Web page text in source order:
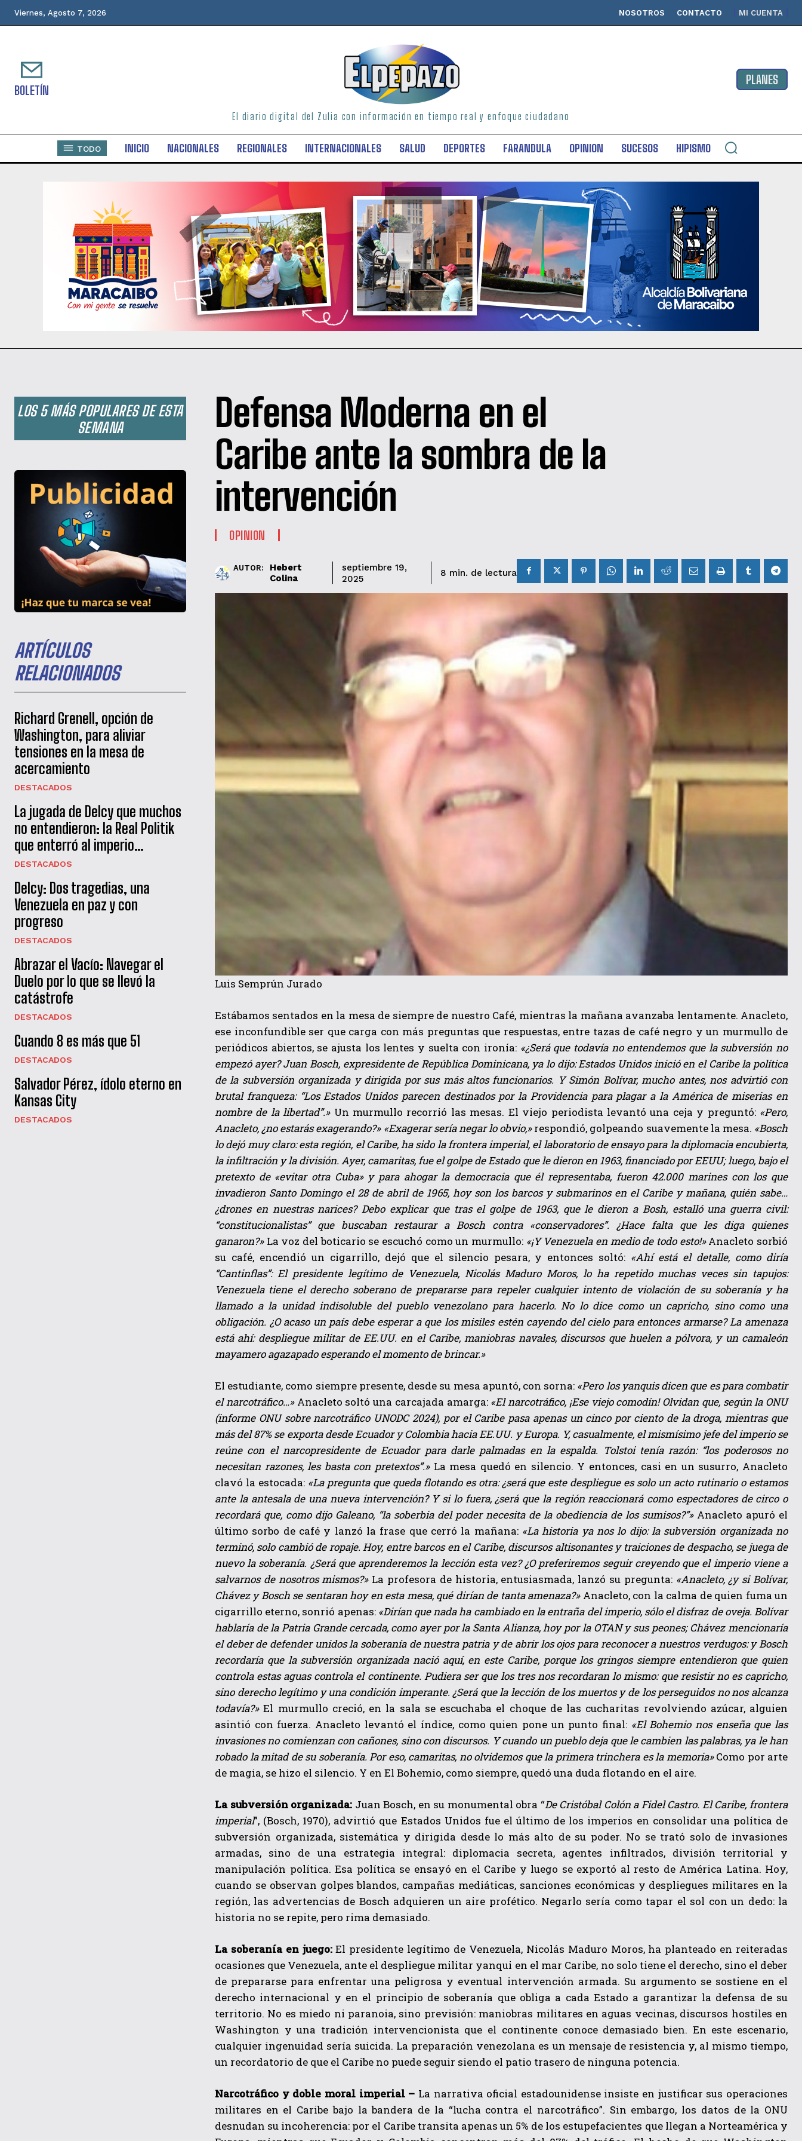
QUIERO SUSCRIBIRME
He leído y acepto lasPolítica de privacidad.
Viernes, Agosto 7, 2026 NOSOTROS CONTACTO MI CUENTA
BOLETÍN
El diario digital del Zulia con información en tiempo real y enfoque ciudadano
PLANES
TODO INICIO NACIONALES REGIONALES INTERNACIONALES SALUD DEPORTES FARANDULA OPINION SUCESOS HIPISMO
LOS 5 MÁS POPULARES DE ESTA
SEMANA
ARTÍCULOS
RELACIONADOS
Richard Grenell, opción de
Washington, para aliviar
tensiones en la mesa de
acercamiento
DESTACADOS
La jugada de Delcy que muchos
no entendieron: la Real Politik
que enterró al imperio…
DESTACADOS
Delcy: Dos tragedias, una
Venezuela en paz y con
progreso
DESTACADOS
Abrazar el Vacío: Navegar el
Duelo por lo que se llevó la
catástrofe
DESTACADOS
Cuando 8 es más que 51
DESTACADOS
Salvador Pérez, ídolo eterno en
Kansas City
DESTACADOS
Defensa Moderna en el
Caribe ante la sombra de la
intervención
OPINION
AUTOR:
Hebert
Colina
septiembre 19,
2025
8 min. de lectura
Luis Semprún Jurado
Estábamos sentados en la mesa de siempre de nuestro Café, mientras la mañana avanzaba lentamente. Anacleto,
ese inconfundible ser que carga con más preguntas que respuestas, entre tazas de café negro y un murmullo de
periódicos abiertos, se ajusta los lentes y suelta con ironía: «¿Será que todavía no entendemos que la subversión no
empezó ayer? Juan Bosch, expresidente de República Dominicana, ya lo dijo: Estados Unidos inició en el Caribe la política
de la subversión organizada y dirigida por sus más altos funcionarios. Y Simón Bolívar, mucho antes, nos advirtió con
brutal franqueza: “Los Estados Unidos parecen destinados por la Providencia para plagar a la América de miserias en
nombre de la libertad”.» Un murmullo recorrió las mesas. El viejo periodista levantó una ceja y preguntó: «Pero,
Anacleto, ¿no estarás exagerando?» «Exagerar sería negar lo obvio,» respondió, golpeando suavemente la mesa. «Bosch
lo dejó muy claro: esta región, el Caribe, ha sido la frontera imperial, el laboratorio de ensayo para la diplomacia encubierta,
la infiltración y la división. Ayer, camaritas, fue el golpe de Estado que le dieron en 1963, financiado por EEUU; luego, bajo el
pretexto de «evitar otra Cuba» y para ahogar la democracia que él representaba, fueron 42.000 marines con los que
invadieron Santo Domingo el 28 de abril de 1965, hoy son los barcos y submarinos en el Caribe y mañana, quién sabe…
¿drones en nuestras narices? Debo explicar que tras el golpe de 1963, que le dieron a Bosh, estalló una guerra civil:
“constitucionalistas” que buscaban restaurar a Bosch contra «conservadores”. ¿Hace falta que les diga quienes
ganaron?» La voz del boticario se escuchó como un murmullo: «¡Y Venezuela en medio de todo esto!»Anacleto sorbió
su café, encendió un cigarrillo, dejó que el silencio pesara, y entonces soltó: «Ahí está el detalle, como diría
“Cantinflas”: El presidente legítimo de Venezuela, Nicolás Maduro Moros, lo ha repetido muchas veces sin tapujos:
Venezuela tiene el derecho soberano de prepararse para repeler cualquier intento de violación de su soberanía y ha
llamado a la unidad indisoluble del pueblo venezolano para hacerlo. No lo dice como un capricho, sino como una
obligación. ¿O acaso un país debe esperar a que los misiles estén cayendo del cielo para entonces armarse? La amenaza
está ahí: despliegue militar de EE.UU. en el Caribe, maniobras navales, discursos que huelen a pólvora, y un camaleón
mayamero agazapado esperando el momento de brincar.»
El estudiante, como siempre presente, desde su mesa apuntó, con sorna: «Pero los yanquis dicen que es para combatir
el narcotráfico…» Anacleto soltó una carcajada amarga: «El narcotráfico, ¡Ese viejo comodín! Olvidan que, según la ONU
(informe ONU sobre narcotráfico UNODC 2024), por el Caribe pasa apenas un cinco por ciento de la droga, mientras que
más del 87% se exporta desde Ecuador y Colombia hacia EE.UU. y Europa. Y, casualmente, el mismísimo jefe del imperio se
reúne con el narcopresidente de Ecuador para darle palmadas en la espalda. Tolstoi tenía razón: “los poderosos no
necesitan razones, les basta con pretextos”.» La mesa quedó en silencio. Y entonces, casi en un susurro, Anacleto
clavó la estocada: «La pregunta que queda flotando es otra: ¿será que este despliegue es solo un acto rutinario o estamos
ante la antesala de una nueva intervención? Y si lo fuera, ¿será que la región reaccionará como espectadores de circo o
recordará que, como dijo Galeano, “la soberbia del poder necesita de la obediencia de los sumisos?”» Anacleto apuró el
último sorbo de café y lanzó la frase que cerró la mañana: «La historia ya nos lo dijo: la subversión organizada no
terminó, solo cambió de ropaje. Hoy, entre barcos en el Caribe, discursos altisonantes y traiciones de despacho, se juega de
nuevo la soberanía. ¿Será que aprenderemos la lección esta vez? ¿O preferiremos seguir creyendo que el imperio viene a
salvarnos de nosotros mismos?» La profesora de historia, entusiasmada, lanzó su pregunta: «Anacleto, ¿y si Bolívar,
Chávez y Bosch se sentaran hoy en esta mesa, qué dirían de tanta amenaza?» Anacleto, con la calma de quien fuma un
cigarrillo eterno, sonrió apenas: «Dirían que nada ha cambiado en la entraña del imperio, sólo el disfraz de oveja. Bolívar
hablaría de la Patria Grande cercada, como ayer por la Santa Alianza, hoy por la OTAN y sus peones; Chávez mencionaría
el deber de defender unidos la soberanía de nuestra patria y de abrir los ojos para reconocer a nuestros verdugos: y Bosch
recordaría que la subversión organizada nació aquí, en este Caribe, porque los gringos siempre entendieron que quien
controla estas aguas controla el continente. Pudiera ser que los tres nos recordaran lo mismo: que resistir no es capricho,
sino derecho legítimo y una condición imperante. ¿Será que la lección de los muertos y de los perseguidos no nos alcanza
todavía?»El murmullo creció, en la sala se escuchaba el choque de las cucharitas revolviendo azúcar, alguien
asintió con fuerza. Anacleto levantó el índice, como quien pone un punto final: «El Bohemio nos enseña que las
invasiones no comienzan con cañones, sino con discursos. Y cuando un pueblo deja que le cambien las palabras, ya le han
robado la mitad de su soberanía. Por eso, camaritas, no olvidemos que la primera trinchera es la memoria»Como por arte
de magia, se hizo el silencio. Y en El Bohemio, como siempre, quedó una duda flotando en el aire.
La subversión organizada: Juan Bosch, en su monumental obra “De Cristóbal Colón a Fidel Castro. El Caribe, frontera
imperial”, (Bosch, 1970), advirtió que Estados Unidos fue el último de los imperios en consolidar una política de
subversión organizada, sistemática y dirigida desde lo más alto de su poder. No se trató solo de invasiones
armadas, sino de una estrategia integral: diplomacia secreta, agentes infiltrados, división territorial y
manipulación política. Esa política se ensayó en el Caribe y luego se exportó al resto de América Latina. Hoy,
cuando se observan golpes blandos, campañas mediáticas, sanciones económicas y despliegues militares en la
región, las advertencias de Bosch adquieren un aire profético. Negarlo sería como tapar el sol con un dedo: la
historia no se repite, pero rima demasiado.
La soberanía en juego:El presidente legítimo de Venezuela, Nicolás Maduro Moros, ha planteado en reiteradas
ocasiones que Venezuela, ante el despliegue militar yanqui en el mar Caribe, no solo tiene el derecho, sino el deber
de prepararse para enfrentar una peligrosa y eventual intervención armada. Su argumento se sostiene en el
derecho internacional y en el principio de soberanía que obliga a cada Estado a garantizar la defensa de su
territorio. No es miedo ni paranoia, sino previsión: maniobras militares en aguas vecinas, discursos hostiles en
Washington y una tradición intervencionista que el continente conoce demasiado bien. En este escenario,
cualquier ingenuidad sería suicida. La preparación venezolana es un mensaje de resistencia y, al mismo tiempo,
un recordatorio de que el Caribe no puede seguir siendo el patio trasero de ninguna potencia.
Narcotráfico y doble moral imperial – La narrativa oficial estadounidense insiste en justificar sus operaciones
militares en el Caribe bajo la bandera de la “lucha contra el narcotráfico”. Sin embargo, los datos de la ONU
desnudan su incoherencia: por el Caribe transita apenas un 5% de los estupefacientes que llegan a Norteamérica y